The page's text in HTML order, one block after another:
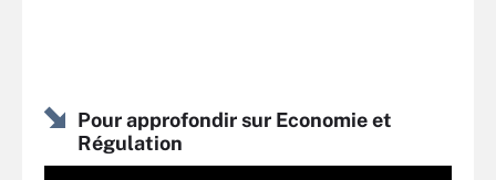
Pour approfondir sur Economie et
Régulation